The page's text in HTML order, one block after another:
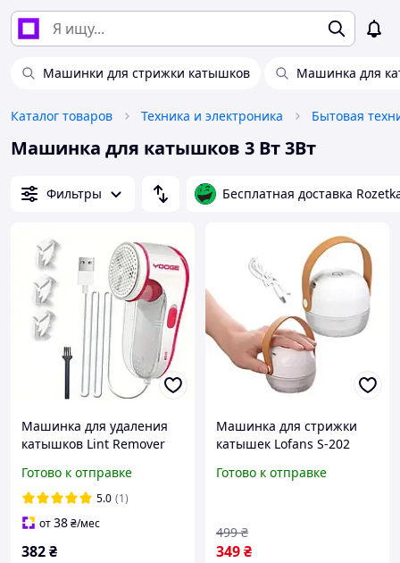
Машинки для стрижки катышков Машинка для
Каталог товаров Техника и электроника Бытовая
Машинка для катышков 3 Вт 3Вт
Фильтры Бесплатная доставка
Машинка для удаления
катышков Lint Remover
в комплекте
Готово к отправке
5.0 (1)
от38₴/мес
382₴
Машинка для стрижки
катышек Lofans S-202
Готово к отправке
349₴
499 ₴